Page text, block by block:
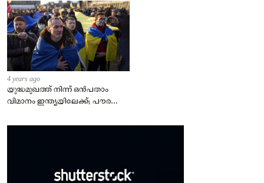
4 years ago
യുദ്ധമുഖത്ത് നിന്ന് ഒൻപതാം
വിമാനം ഇന്ത്യയിലേക്ക്; പൗരന്മാർ
– കേന്ദ്രം